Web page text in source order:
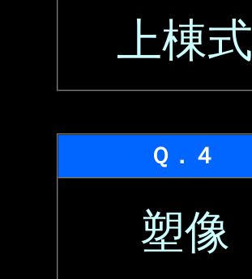
上棟式
Ｑ．４
塑像